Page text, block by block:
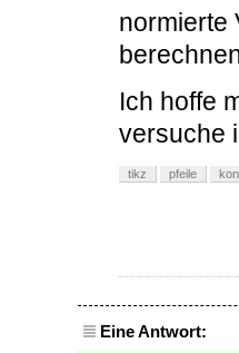
normierte
Ich hoffe
versuche
tikz pfeile
Eine Antwort: